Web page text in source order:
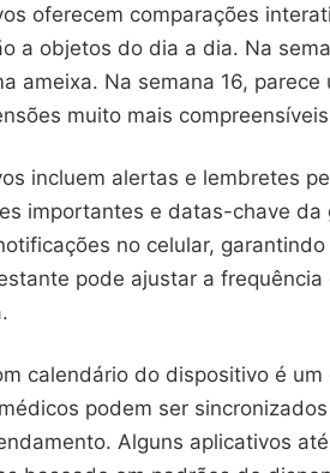
oferecem comparações
a objetos do dia a dia. Na
ameixa. Na semana 16,
muito mais
incluem alertas e lembretes
importantes e datas-chave da
no celular,
pode ajustar a
calendário do dispositivo é
podem ser
Alguns aplicativos